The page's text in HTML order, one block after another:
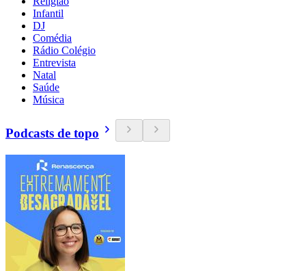
Infantil
DJ
Comédia
Rádio Colégio
Entrevista
Natal
Saúde
Música
Podcasts de topo